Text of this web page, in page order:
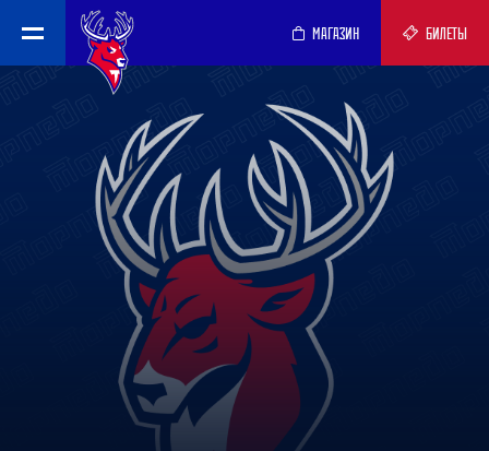
МАГАЗИН БИЛЕТЫ